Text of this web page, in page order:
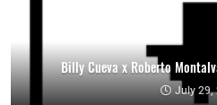
Billy Cueva x Roberto
July 29,